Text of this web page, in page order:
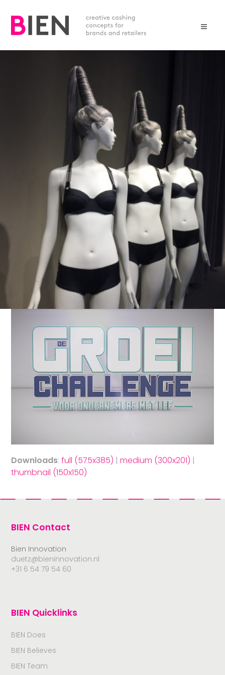
Downloads:full (575x385) |medium (300x201) |
thumbnail (150x150)
BIEN Contact
Bien Innovation
duetz@bieninnovation.nl
+31 6 54 79 54 60
BIEN Quicklinks
BIEN Does
BIEN Believes
BIEN Team